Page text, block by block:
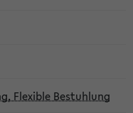
Flexible Bestuhlung